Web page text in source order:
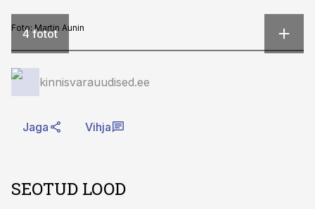
4 fotot
Foto:Martin Aunin
kinnisvarauudised.ee
Jaga Vihja
SEOTUD LOOD